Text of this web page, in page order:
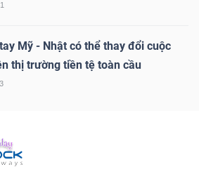
Mỹ - Nhật có thể thay đổi cuộc
thị trường tiền tệ toàn cầu